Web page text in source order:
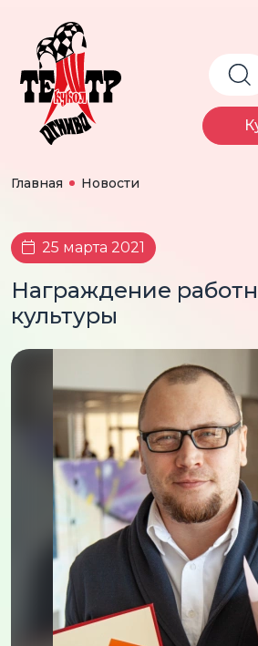
Главная Новости
25 марта 2021
Награждение
культуры